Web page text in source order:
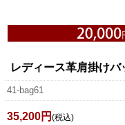
レディース革肩掛けバ
41-bag61
35,200円 (税込)